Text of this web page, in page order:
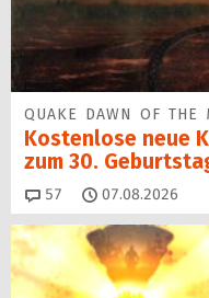
QUAKE DAWN OF THE
Kostenlose neue
zum 30.
57 Kommentare
07.08.2026